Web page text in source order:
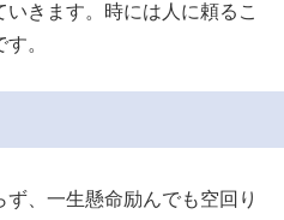
きます。時には人に頼るこ
。
、一生懸命励んでも空回り